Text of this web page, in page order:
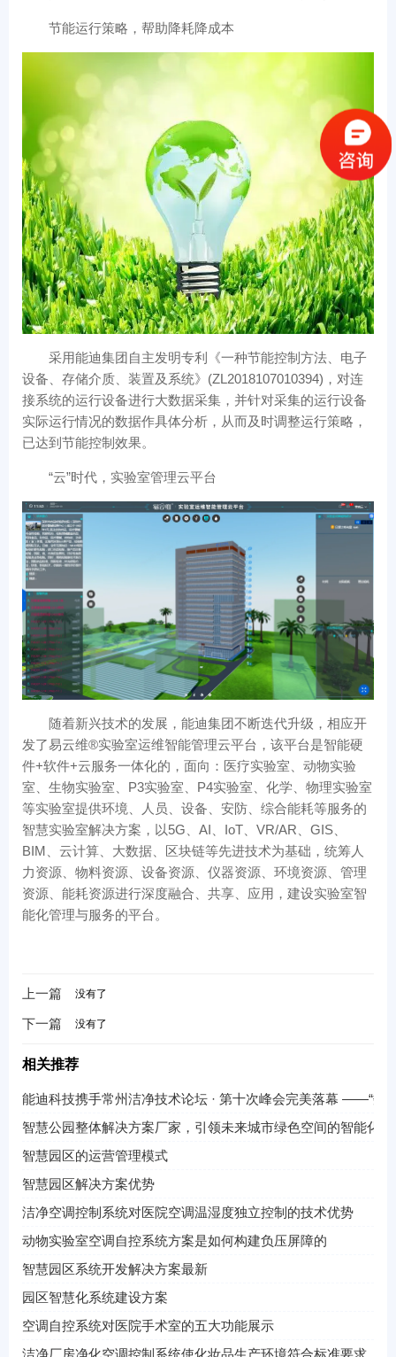
节能运行策略，帮助降耗降成本
采用能迪集团自主发明专利《一种节能控制方法、电子
设备、存储介质、装置及系统》(ZL2018107010394)，对连
接系统的运行设备进行大数据采集，并针对采集的运行设备
实际运行情况的数据作具体分析，从而及时调整运行策略，
已达到节能控制效果。
“云”时代，实验室管理云平台
随着新兴技术的发展，能迪集团不断迭代升级，相应开
发了易云维®实验室运维智能管理云平台，该平台是智能硬
件+软件+云服务一体化的，面向：医疗实验室、动物实验
室、生物实验室、P3实验室、P4实验室、化学、物理实验室
等实验室提供环境、人员、设备、安防、综合能耗等服务的
智慧实验室解决方案，以5G、AI、IoT、VR/AR、GIS、
BIM、云计算、大数据、区块链等先进技术为基础，统筹人
力资源、物料资源、设备资源、仪器资源、环境资源、管理
资源、能耗资源进行深度融合、共享、应用，建设实验室智
能化管理与服务的平台。
上一篇 没有了
下一篇 没有了
相关推荐
能迪科技携手常州洁净技术论坛 · 第十次峰会完美落幕 ——“数
智慧公园整体解决方案厂家，引领未来城市绿色空间的智能化革
智慧园区的运营管理模式
智慧园区解决方案优势
洁净空调控制系统对医院空调温湿度独立控制的技术优势
动物实验室空调自控系统方案是如何构建负压屏障的
智慧园区系统开发解决方案最新
园区智慧化系统建设方案
空调自控系统对医院手术室的五大功能展示
洁净厂房净化空调控制系统使化妆品生产环境符合标准要求